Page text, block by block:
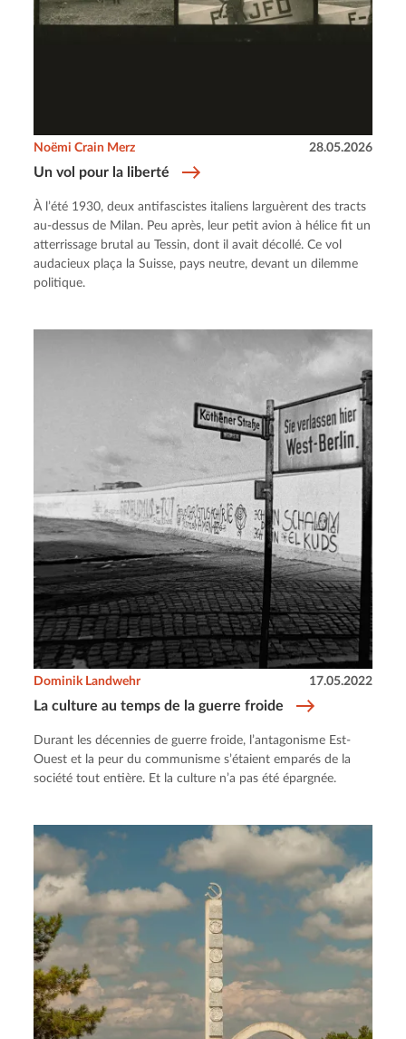
Un vol pour la liberté
Noëmi Crain Merz 28.05.2026
À l’été 1930, deux antifascistes italiens larguèrent des tracts
au-dessus de Milan. Peu après, leur petit avion à hélice fit un
atterrissage brutal au Tessin, dont il avait décollé. Ce vol
audacieux plaça la Suisse, pays neutre, devant un dilemme
politique.
La culture au temps de la guerre froide
Dominik Landwehr 17.05.2022
Durant les décennies de guerre froide, l’antagonisme Est-
Ouest et la peur du communisme s’étaient emparés de la
société tout entière. Et la culture n’a pas été épargnée.